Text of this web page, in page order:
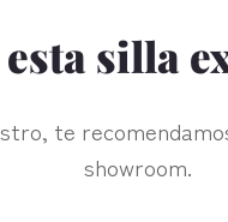
silla
te
showroom.